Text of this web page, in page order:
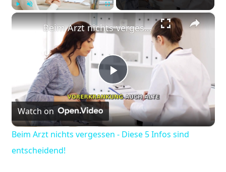
×
Play
Video
Beim Arzt nichts vergessen - Diese 5 Infos sind entscheidend!
Watch on
Beim Arzt nichts vergessen - Diese 5 Infos sind
entscheidend!